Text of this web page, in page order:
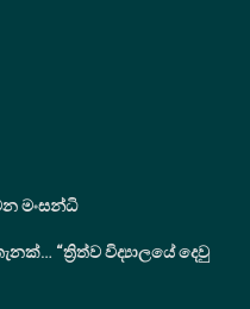
මංසන්ධි
“ත්‍රිත්ව විද්‍යාලයේ දෙවු